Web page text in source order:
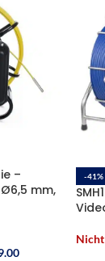
–
mm,
-41%